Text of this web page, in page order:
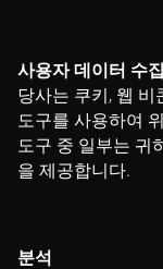
사용자 데이터 수
당사는 쿠키, 웹
도구를 사용하여
도구 중 일부는 귀
을 제공합니다.
분석